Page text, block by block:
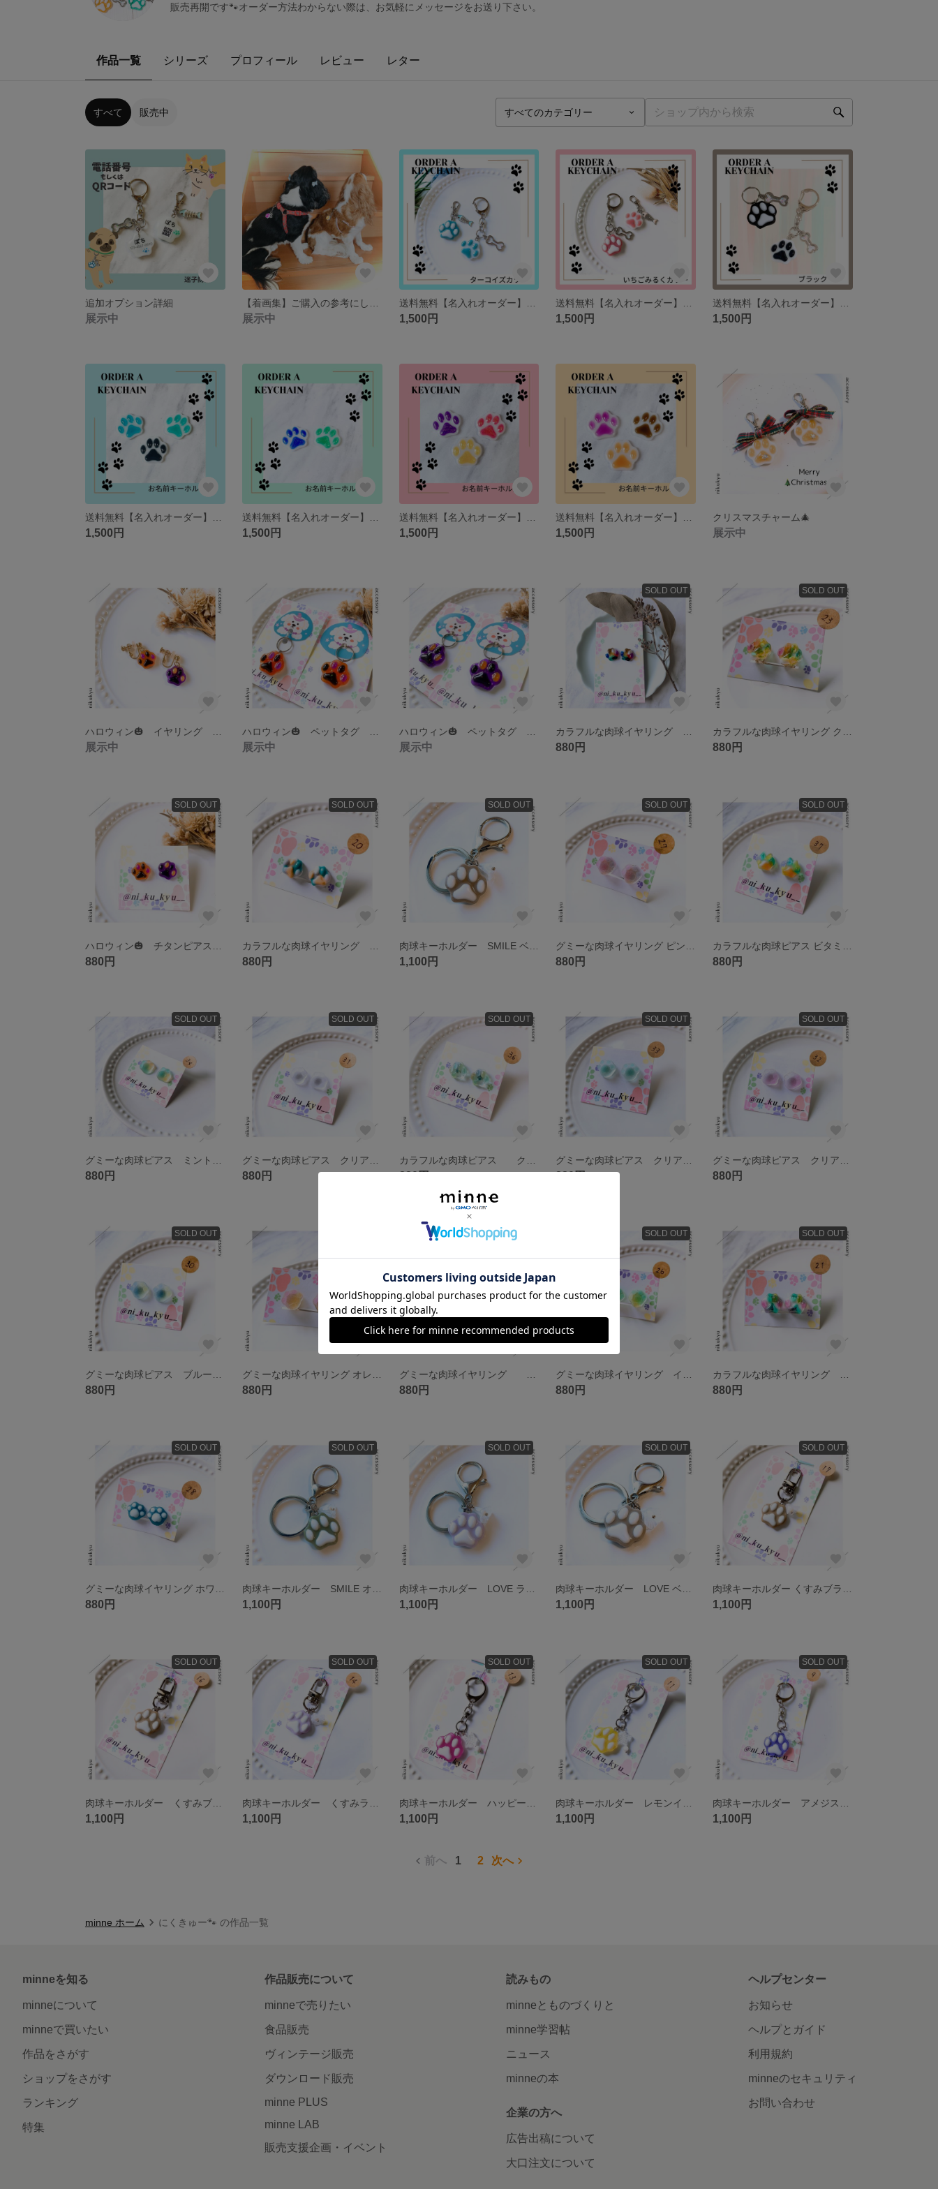
販売再開です🐾オーダー方法わからない際は、お気軽にメッセージをお送り下さい。
作品一覧 シリーズ プロフィール レビュー レター
すべて 販売中
追加オプション詳細
展示中 展示中 1,500円 1,500円 1,500円
1,500円 1,500円 1,500円 1,500円
クリスマスチャーム🎄
展示中
展示中 展示中 展示中
SOLD OUT
880円
SOLD OUT
880円
SOLD OUT
880円
SOLD OUT
880円
SOLD OUT
1,100円
SOLD OUT
880円
SOLD OUT
880円
SOLD OUT
880円
SOLD OUT
880円
SOLD OUT
880円
SOLD OUT
880円
SOLD OUT
880円
SOLD OUT
880円 880円
SOLD OUT
880円
SOLD OUT
880円
SOLD OUT
880円
SOLD OUT
880円
SOLD OUT
1,100円
SOLD OUT
1,100円
SOLD OUT
1,100円
SOLD OUT
1,100円
SOLD OUT
1,100円
SOLD OUT
1,100円
SOLD OUT
1,100円
SOLD OUT
1,100円
SOLD OUT
1,100円
前へ 1 2 次へ
minne ホーム にくきゅー🐾 の作品一覧
minneを知る
minneについて
minneで買いたい
作品をさがす
ショップをさがす
ランキング
特集
作品販売について
minneで売りたい
食品販売
ヴィンテージ販売
ダウンロード販売
minne PLUS
minne LAB
販売支援企画・イベント
読みもの
minneとものづくりと
minne学習帖
ニュース
minneの本
企業の方へ
広告出稿について
大口注文について
ヘルプセンター
お知らせ
ヘルプとガイド
利用規約
minneのセキュリティ
お問い合わせ